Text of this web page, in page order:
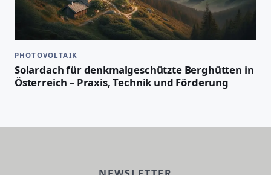
PHOTOVOLTAIK
Solardach für denkmalgeschützte Berghütten in
Österreich – Praxis, Technik und Förderung